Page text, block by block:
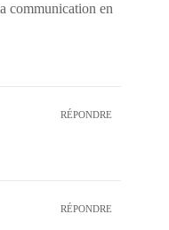
communication en
RÉPONDRE
RÉPONDRE